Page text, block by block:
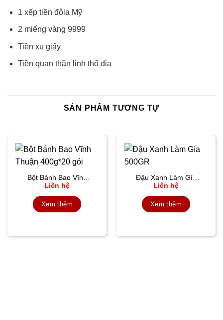
1 xếp tiền đôla Mỹ
2 miếng vàng 9999
Tiền xu giấy
Tiền quan thần linh thổ địa
SẢN PHẨM TƯƠNG TỰ
Bột Bánh Bao Vĩnh
Thuận 400g*20 gói
Liên hệ
Xem thêm
Đậu Xanh Làm Gía
500GR
Liên hệ
Xem thêm